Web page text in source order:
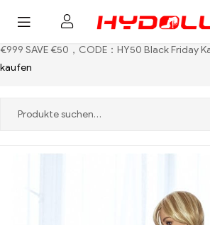
€999 SAVE €50，CODE：HY50 Black Friday
kaufen